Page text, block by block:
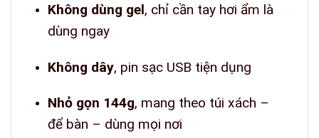
Không dùng gel, chỉ cần tay hơi ẩm là
dùng ngay
Không dây, pin sạc USB tiện dụng
Nhỏ gọn 144g, mang theo túi xách –
để bàn – dùng mọi nơi